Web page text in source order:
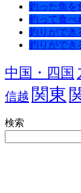
釣った魚を
釣って食べ
釣りができ
釣りができ
中国・四国
信越 関東
検索